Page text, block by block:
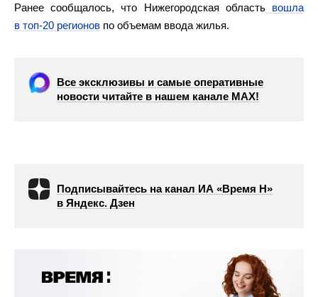
Ранее сообщалось, что Нижегородская областьвошла
в топ-20 регионов по объемам ввода жилья.
Все эксклюзивы и самые оперативные
новости читайте в нашем канале МАХ!
Подписывайтесь на канал ИА «Время Н»
в Яндекс. Дзен